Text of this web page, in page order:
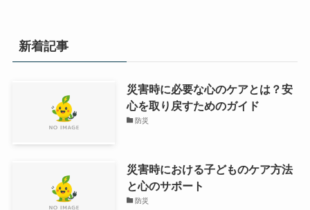
新着記事
災害時に必要な心のケアとは？安
心を取り戻すためのガイド
防災
災害時における子どものケア方法
と心のサポート
防災